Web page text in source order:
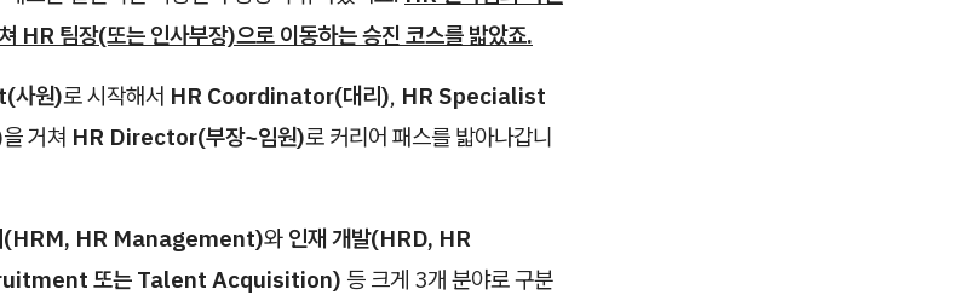
HR 팀장(또는 인사부장)으로 이동하는 승진 코스를 밟았죠.
사원)로 시작해서 HR Coordinator(대리), HR Specialist
을 거쳐 HR Director(부장~임원)로 커리어 패스를 밟아나갑니
(HRM, HR Management)와 인재 개발(HRD, HR
또는 Talent Acquisition) 등 크게 3개 분야로 구분